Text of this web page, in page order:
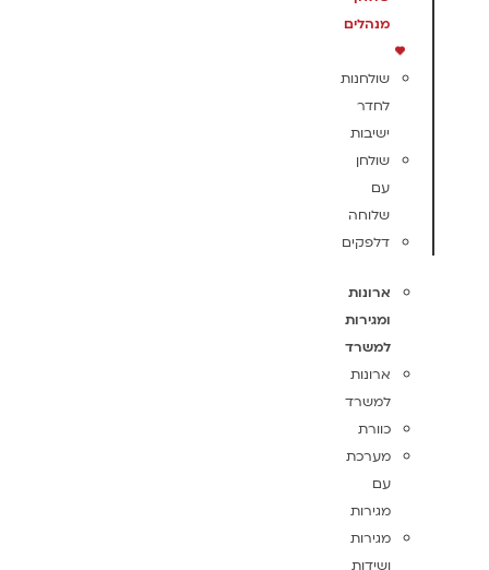
מנהלים
שולחנות
לחדר
ישיבות
שולחן
עם
שלוחה
דלפקים
ארונות
ומגירות
למשרד
ארונות
למשרד
כוורת
מערכת
עם
מגירות
מגירות
ושידות